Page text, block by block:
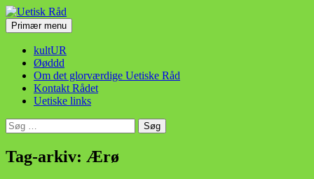
Hop
til
indhold
Uetisk Råd
SøgPrimær menu
kultUR
Øøddd
Om det glorværdige Uetiske Råd
Kontakt Rådet
Uetiske links
Søg
efter:
Tag-arkiv: Ærø